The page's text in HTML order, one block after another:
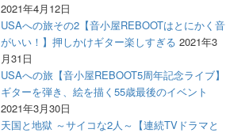
2021年4月12日
USAへの旅その2【音小屋REBOOTはとにかく音
がいい！】押しかけギター楽しすぎる 2021年3
月31日
USAへの旅【音小屋REBOOT5周年記念ライブ】
ギターを弾き、絵を描く55歳最後のイベント
2021年3月30日
天国と地獄 ～サイコな2人～【連続TVドラマと